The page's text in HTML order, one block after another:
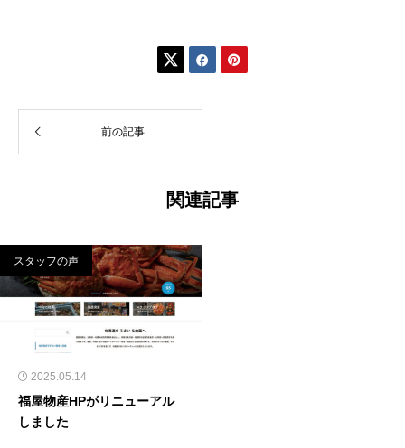
  
前の記事
関連記事
スタッフの声
2025.05.14
福屋物産HPがリニューアル
しました